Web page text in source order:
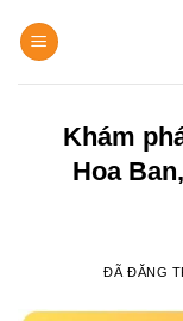
đến
Khám
Hoa
ĐÃ ĐĂNG